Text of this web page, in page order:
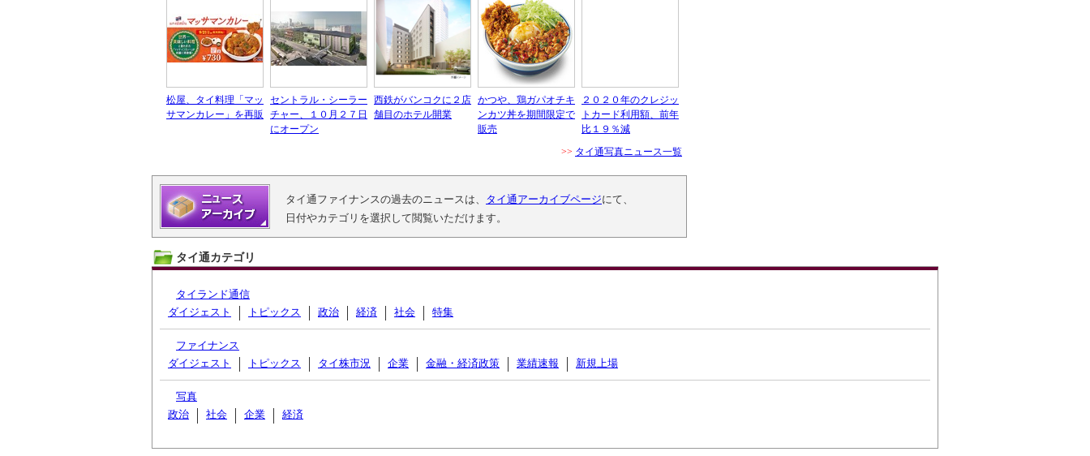
松屋、タイ料理「マッ
サマンカレー」を再販
セントラル・シーラー
チャー、１０月２７日
にオープン
西鉄がバンコクに２店
舗目のホテル開業
かつや、鶏ガパオチキ
ンカツ丼を期間限定で
販売
２０２０年のクレジッ
トカード利用額、前年
比１９％減
>> タイ通写真ニュース一覧
タイ通ファイナンスの過去のニュースは、 タイ通アーカイブページにて、
日付やカテゴリを選択して閲覧いただけます。
タイ通カテゴリ
タイランド通信
ダイジェスト
トピックス 政治 経済 社会 特集
ファイナンス
ダイジェスト
トピックス タイ株市況 企業 金融・経済政策 業績速報 新規上場
写真
政治
社会 企業 経済